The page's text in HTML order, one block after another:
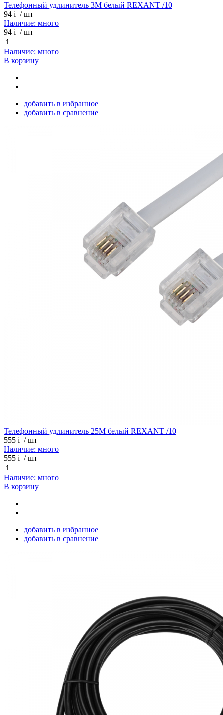
Телефонный удлинитель 3М белый REXANT /10
94 i / шт
Наличие: много
94 i / шт
Наличие: много
В корзину
добавить в избранное
добавить в сравнение
Телефонный удлинитель 25М белый REXANT /10
555 i / шт
Наличие: много
555 i / шт
Наличие: много
В корзину
добавить в избранное
добавить в сравнение